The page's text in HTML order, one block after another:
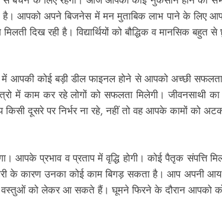
है। आपको अपने बिजनेस में मन मुताबिक लाभ पाने के
दिख रही है। विद्यार्थियों को बौद्धिक व मानसिक बहुत से
आपकी कोई बड़ी डील फाइनल होने से आपको अच्छी
में काम कर रहे लोगों को सफलता मिलेगी। जीवनसाथी
किसी दूसरे पर निर्भर ना रहे, नहीं तो वह आपके कामों को
आपके प्रभाव व प्रताप में वृद्धि होगी। कोई पैतृक संपत्ति
के कारण उनका कोई काम बिगड़ सकता है। आप अपनी
को लेकर आ सकते हैं। घूमने फिरने के दौरान आपको कोई